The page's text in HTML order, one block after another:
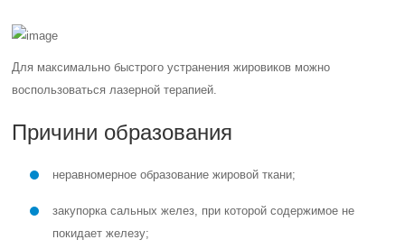
Для максимально быстрого устранения жировиков можно
воспользоваться лазерной терапией.
Причини образования
неравномерное образование жировой ткани;
закупорка сальных желез, при которой содержимое не
покидает железу;